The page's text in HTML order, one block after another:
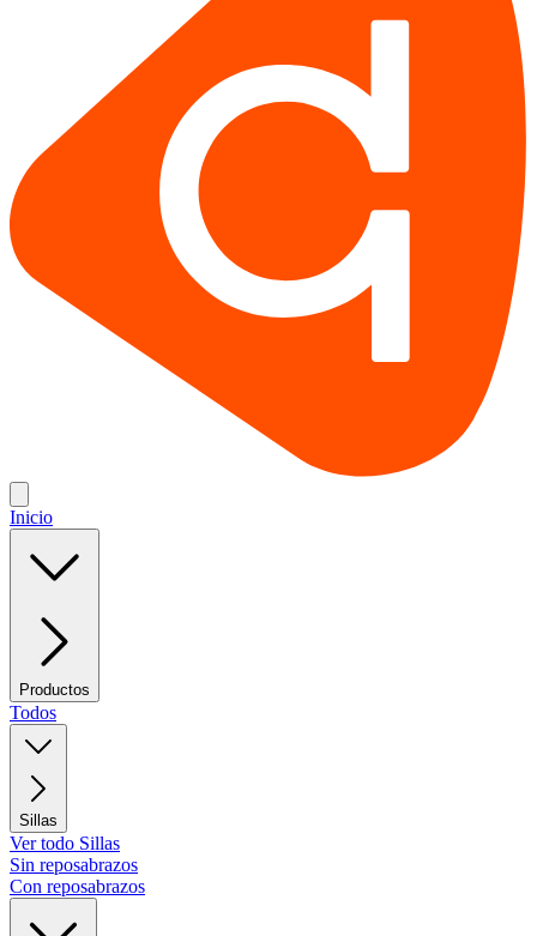
Inicio
Productos
Todos
Sillas
Ver todo Sillas
Sin reposabrazos
Con reposabrazos